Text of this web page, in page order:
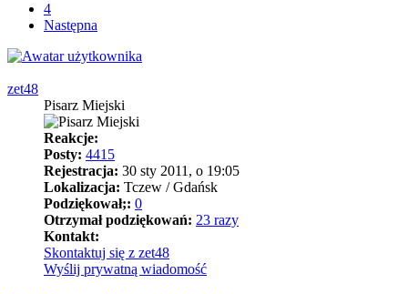
4
Następna
zet48
Pisarz Miejski
Reakcje:
Posty: 4415
Rejestracja: 30 sty 2011, o 19:05
Lokalizacja: Tczew / Gdańsk
Podziękował;: 0
Otrzymał podziękowań: 23 razy
Kontakt:
Skontaktuj się z zet48
Wyślij prywatną wiadomość